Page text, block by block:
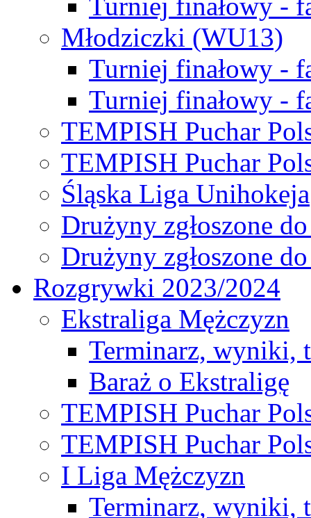
Młodziczki (WU13)
Turniej finałowy -
Turniej finałowy -
TEMPISH Puchar
TEMPISH Puchar
Śląska Liga Unihokeja
Drużyny zgłoszone
Drużyny zgłoszone
Rozgrywki 2023/2024
Ekstraliga Mężczyzn
Terminarz, wyniki,
Baraż o Ekstraligę
TEMPISH Puchar
TEMPISH Puchar
I Liga Mężczyzn
Terminarz, wyniki,